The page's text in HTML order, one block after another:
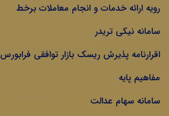
رویه ارائه خدمات و انجام معاملات برخط
سامانه نیکی تریدر
اقرارنامه پذیرش ریسک بازار توافقی فرابورس
مفاهیم پایه
سامانه سهام عدالت